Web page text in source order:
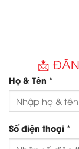
📩
Họ & Tên *
Số điện thoại *